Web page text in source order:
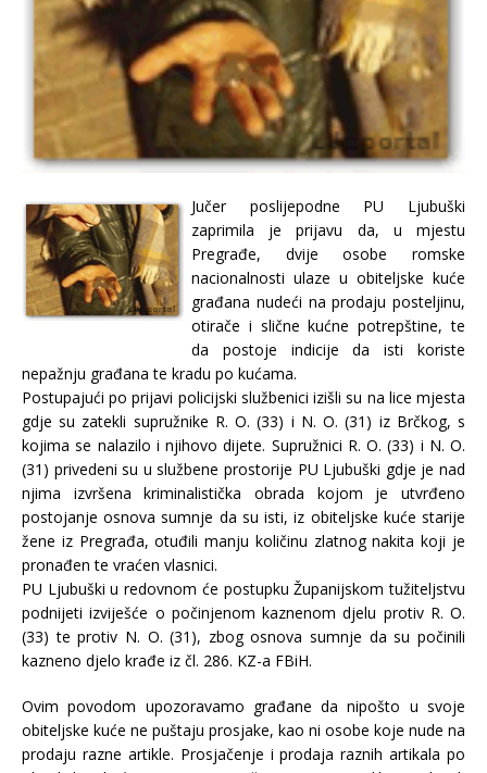
Jučer poslijepodne PU Ljubuški
zaprimila je prijavu da, u mjestu
Pregrađe, dvije osobe romske
nacionalnosti ulaze u obiteljske kuće
građana nudeći na prodaju posteljinu,
otirače i slične kućne potrepštine, te
da postoje indicije da isti koriste
nepažnju građana te kradu po kućama.
Postupajući po prijavi policijski službenici izišli su na lice mjesta
gdje su zatekli supružnike R. O. (33) i N. O. (31) iz Brčkog, s
kojima se nalazilo i njihovo dijete. Supružnici R. O. (33) i N. O.
(31) privedeni su u službene prostorije PU Ljubuški gdje je nad
njima izvršena kriminalistička obrada kojom je utvrđeno
postojanje osnova sumnje da su isti, iz obiteljske kuće starije
žene iz Pregrađa, otuđili manju količinu zlatnog nakita koji je
pronađen te vraćen vlasnici.
PU Ljubuški u redovnom će postupku Županijskom tužiteljstvu
podnijeti izviješće o počinjenom kaznenom djelu protiv R. O.
(33) te protiv N. O. (31), zbog osnova sumnje da su počinili
kazneno djelo krađe iz čl. 286. KZ-a FBiH.
Ovim povodom upozoravamo građane da nipošto u svoje
obiteljske kuće ne puštaju prosjake, kao ni osobe koje nude na
prodaju razne artikle. Prosjačenje i prodaja raznih artikala po